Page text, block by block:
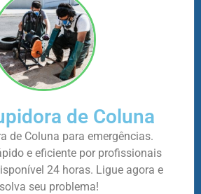
de Coluna
de Coluna para emergências.
e eficiente por profissionais
24 horas. Ligue agora e
seu problema!